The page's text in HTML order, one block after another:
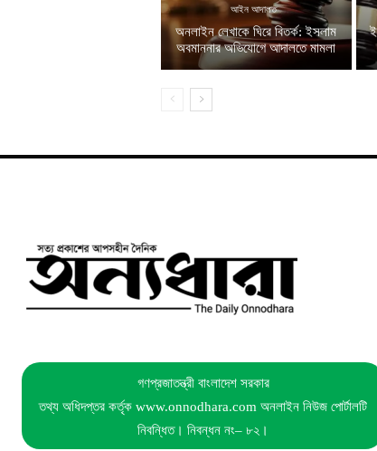
আইন আদালত
অনলাইন লেখাকে ঘিরে বিতর্ক: ইসলাম
অবমাননার অভিযোগে আদালতে মামলা
গণপ্রজাতন্ত্রী বাংলাদেশ সরকার
তথ্য অধিদপ্তর কর্তৃক www.onnodhara.com অনলাইন নিউজ পোর্টালটি
নিবন্ধিত। নিবন্ধন নং– ৮২।